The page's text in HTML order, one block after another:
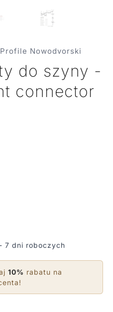
Nowodvorski
do szyny -
connector
7 dni roboczych
10% rabatu na